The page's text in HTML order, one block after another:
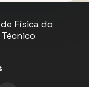
Física do